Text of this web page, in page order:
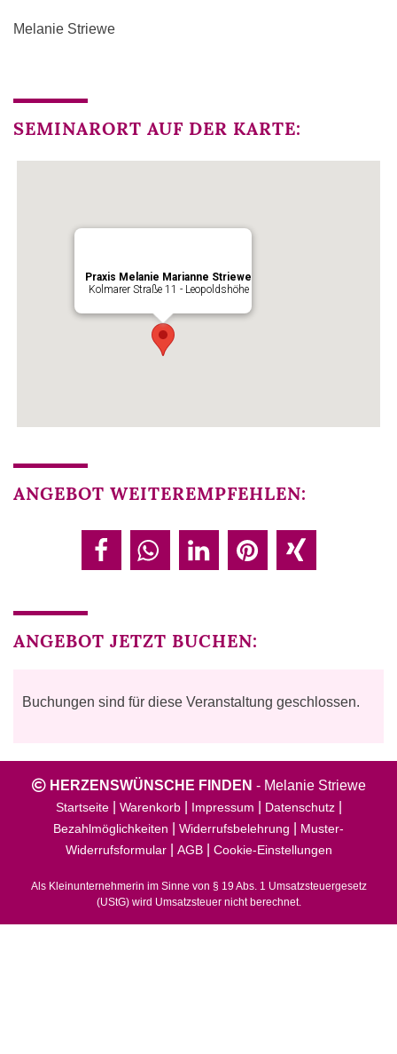
Melanie Striewe
SEMINARORT AUF DER KARTE:
Praxis Melanie Marianne Striewe
Kolmarer Straße 11 - Leopoldshöhe
ANGEBOT WEITEREMPFEHLEN:
ANGEBOT JETZT BUCHEN:
Buchungen sind für diese Veranstaltung geschlossen.
HERZENSWÜNSCHE FINDEN - Melanie Striewe
Startseite| Warenkorb| Impressum Datenschutz|
Bezahlmöglichkeiten Widerrufsbelehrung
Muster-
Widerrufsformular| AGB| Cookie-Einstellungen
Als Kleinunternehmerin im Sinne von § 19 Abs. 1 Umsatzsteuergesetz
(UStG) wird Umsatzsteuer nicht berechnet.